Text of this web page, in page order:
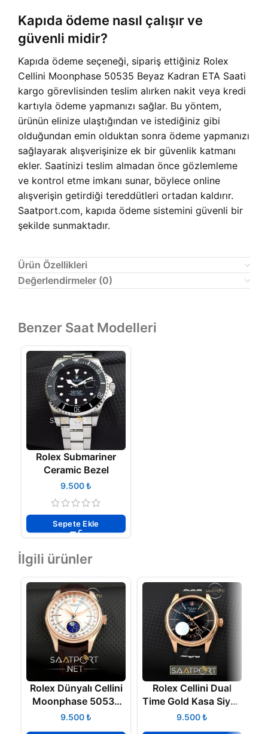
Kapıda ödeme nasıl çalışır ve
güvenli midir?
Kapıda ödeme seçeneği, sipariş ettiğiniz Rolex
Cellini Moonphase 50535 Beyaz Kadran ETA Saati
kargo görevlisinden teslim alırken nakit veya kredi
kartıyla ödeme yapmanızı sağlar. Bu yöntem,
ürünün elinize ulaştığından ve istediğiniz gibi
olduğundan emin olduktan sonra ödeme yapmanızı
sağlayarak alışverişinize ek bir güvenlik katmanı
ekler. Saatinizi teslim almadan önce gözlemleme
ve kontrol etme imkanı sunar, böylece online
alışverişin getirdiği tereddütleri ortadan kaldırır.
Saatport.com, kapıda ödeme sistemini güvenli bir
şekilde sunmaktadır.
Ürün Özellikleri
Değerlendirmeler (0)
Benzer Saat Modelleri
Rolex Submariner
Ceramic Bezel
₺
Sepete Ekle
İlgili ürünler
Rolex Dünyalı Cellini
Moonphase 50535
Modeli Replika Saat
₺
Rolex Cellini Dual
Time Gold Kasa Siyah
Kadran
₺